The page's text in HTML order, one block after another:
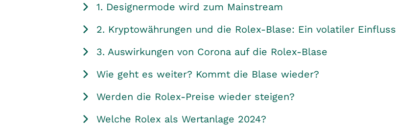
1. Designermode wird zum Mainstream
2. Kryptowährungen und die Rolex-Blase: Ein volatiler Einfluss
3. Auswirkungen von Corona auf die Rolex-Blase
Wie geht es weiter? Kommt die Blase wieder?
Werden die Rolex-Preise wieder steigen?
Welche Rolex als Wertanlage 2024?